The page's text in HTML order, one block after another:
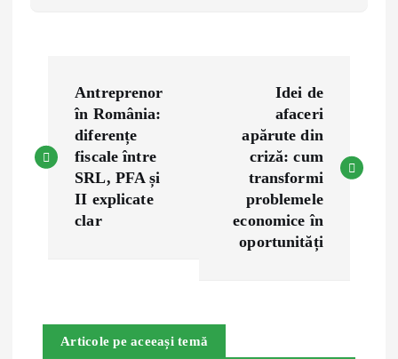
s
v
Antreprenor
în România:
diferențe
fiscale între
SRL, PFA și
II explicate
clar
Idei de
afaceri
apărute din
criză: cum
transformi
problemele
economice în
oportunități
Articole pe aceeași temă